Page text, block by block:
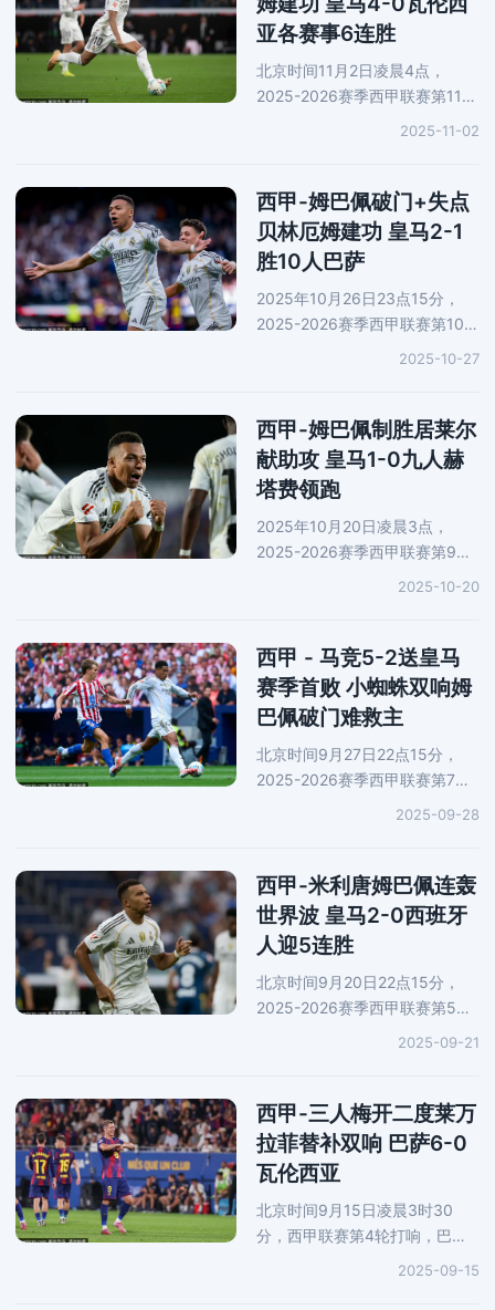
亚各赛事6连胜
北京时间11月2日凌晨4点，
2025-2026赛季西甲联赛第11轮
展开一场焦点战役，皇马坐镇主
中。随后，居莱尔左路传中， 姆
巴佩再下一
2025-11-02
西甲-姆巴佩破门+失点
贝林厄姆建功 皇马2-1
胜10人巴萨
2025年10月26日23点15分，
2025-2026赛季西甲联赛第10轮
迎来万众瞩目的西班牙国家德
因为越位在先被取消。随后，贝
林厄姆直塞，
2025-10-27
西甲-姆巴佩制胜居莱尔
献助攻 皇马1-0九人赫
塔费领跑
2025年10月20日凌晨3点，
2025-2026赛季西甲联赛第9轮
展开一场焦点战役，皇马前往客
门。下半场，恩约姆放倒维尼修
斯被直红罚
2025-10-20
西甲 - 马竞5-2送皇马
赛季首败 小蜘蛛双响姆
巴佩破门难救主
北京时间9月27日22点15分，
2025-2026赛季西甲联赛第7轮
迎来万众瞩目的马德里德比，皇
后，居莱尔助攻，姆巴佩扳平比
分。维尼
2025-09-28
西甲-米利唐姆巴佩连轰
世界波 皇马2-0西班牙
人迎5连胜
北京时间9月20日22点15分，
2025-2026赛季西甲联赛第5轮
展开一场焦点战役，皇马坐镇主
下半场，维尼修斯助攻，姆巴佩
攻破对手
2025-09-21
西甲-三人梅开二度莱万
拉菲替补双响 巴萨6-0
瓦伦西亚
北京时间9月15日凌晨3时30
分，西甲联赛第4轮打响，巴萨
主场迎战瓦伦西亚，第29分钟，
2025-09-15